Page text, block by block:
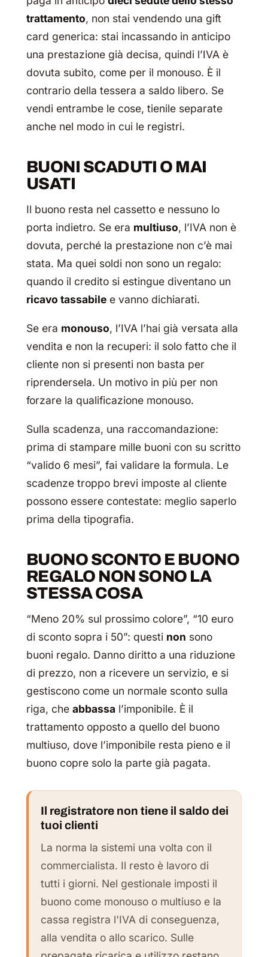
trattamento, non stai vendendo una gift
card generica: stai incassando in anticipo
una prestazione già decisa, quindi l’IVA è
dovuta subito, come per il monouso. È il
contrario della tessera a saldo libero. Se
vendi entrambe le cose, tienile separate
anche nel modo in cui le registri.
BUONI SCADUTI O MAI
USATI
Il buono resta nel cassetto e nessuno lo
porta indietro. Se era multiuso, l’IVA non è
dovuta, perché la prestazione non c’è mai
stata. Ma quei soldi non sono un regalo:
quando il credito si estingue diventano un
ricavo tassabile e vanno dichiarati.
Se era monouso, l’IVA l’hai già versata alla
vendita e non la recuperi: il solo fatto che il
cliente non si presenti non basta per
riprendersela. Un motivo in più per non
forzare la qualificazione monouso.
Sulla scadenza, una raccomandazione:
prima di stampare mille buoni con su scritto
“valido 6 mesi”, fai validare la formula. Le
scadenze troppo brevi imposte al cliente
possono essere contestate: meglio saperlo
prima della tipografia.
BUONO SCONTO E BUONO
REGALO NON SONO LA
STESSA COSA
“Meno 20% sul prossimo colore”, “10 euro
di sconto sopra i 50”: questi non sono
buoni regalo. Danno diritto a una riduzione
di prezzo, non a ricevere un servizio, e si
gestiscono come un normale sconto sulla
riga, che abbassa l’imponibile. È il
trattamento opposto a quello del buono
multiuso, dove l’imponibile resta pieno e il
buono copre solo la parte già pagata.
Il registratore non tiene il saldo dei
tuoi clienti
La norma la sistemi una volta con il
commercialista. Il resto è lavoro di
tutti i giorni. Nel gestionale imposti il
buono come monouso o multiuso e la
cassa registra l'IVA di conseguenza,
alla vendita o allo scarico. Sulle